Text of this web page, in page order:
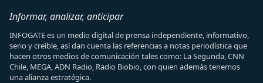
Informar, analizar, anticipar
INFOGATE es un medio digital de prensa independiente, informativo,
serio y creíble, así dan cuenta las referencias a notas periodística que
hacen otros medios de comunicación tales como: La Segunda, CNN
Chile, MEGA, ADN Radio, Radio Biobio, con quien además tenemos
una alianza estratégica.